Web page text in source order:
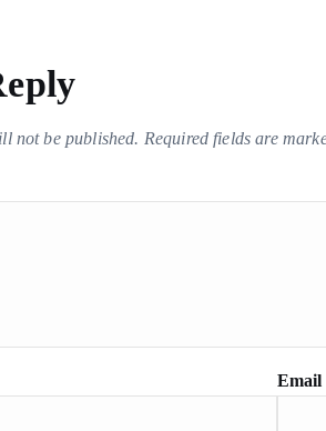
not be published. Required fields are
Email